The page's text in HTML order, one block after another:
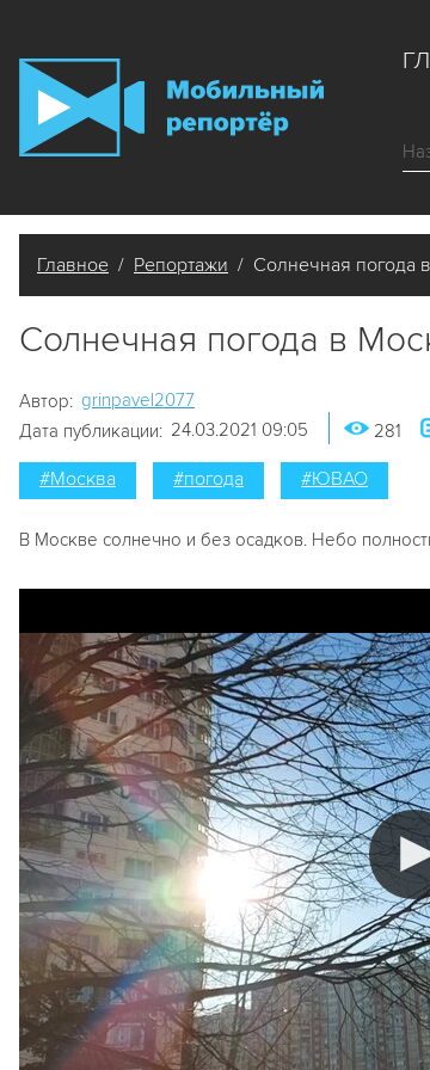
Главное / Репортажи / Солнечная погода
Солнечная погода в
Автор: grinpavel2077
Дата публикации: 24.03.2021 09:05 281
#Москва #погода #ЮВАО
В Москве солнечно и без осадков. Небо